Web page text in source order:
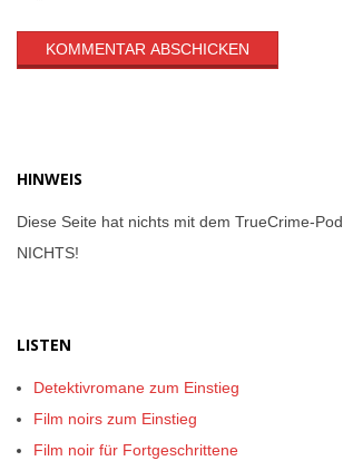
HINWEIS
Diese Seite hat nichts mit dem TrueCrime-
NICHTS!
LISTEN
Detektivromane zum Einstieg
Film noirs zum Einstieg
Film noir für Fortgeschrittene